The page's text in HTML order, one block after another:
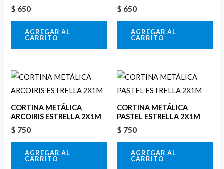
$ 650
AGREGAR AL
CARRITO
$ 650
AGREGAR AL
CARRITO
CORTINA METÁLICA
ARCOIRIS ESTRELLA 2X1M
$ 750
AGREGAR AL
CARRITO
CORTINA METÁLICA
PASTEL ESTRELLA 2X1M
$ 750
AGREGAR AL
CARRITO